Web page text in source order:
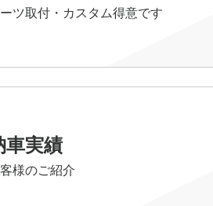
ツ取付・カスタム得意です
車実績
様のご紹介